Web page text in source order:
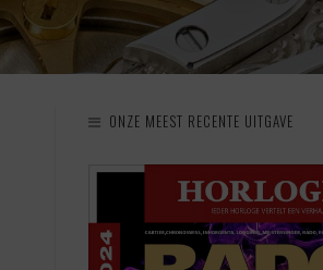
ONZE MEEST RECENTE UITGAVE